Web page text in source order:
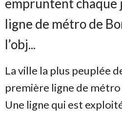
La ville la plus peuplée de
première ligne de métro
Une ligne qui est